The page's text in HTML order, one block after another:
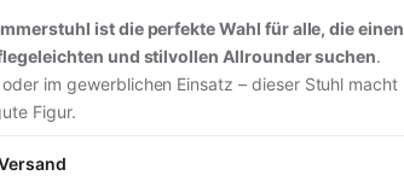
ist die perfekte Wahl für alle, die einen
und stilvollen Allrounder suchen.
im gewerblichen Einsatz – dieser Stuhl macht
Figur.